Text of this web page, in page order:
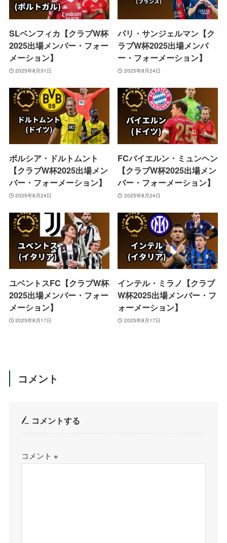
SLベンフィカ【クラブW杯
2025出場メンバー・フォー
メーション】
2025年8月31日
パリ・サンジェルマン【ク
ラブW杯2025出場メンバ
ー・フォーメーション】
2025年8月24日
ボルシア・ドルトムント
【クラブW杯2025出場メン
バー・フォーメーション】
2025年8月24日
FCバイエルン・ミュンヘン
【クラブW杯2025出場メン
バー・フォーメーション】
2025年8月24日
ユベントスFC【クラブW杯
2025出場メンバー・フォー
メーション】
2025年8月17日
インテル・ミラノ【クラブ
W杯2025出場メンバー・フ
ォーメーション】
2025年8月17日
コメント
コメントする
コメント※